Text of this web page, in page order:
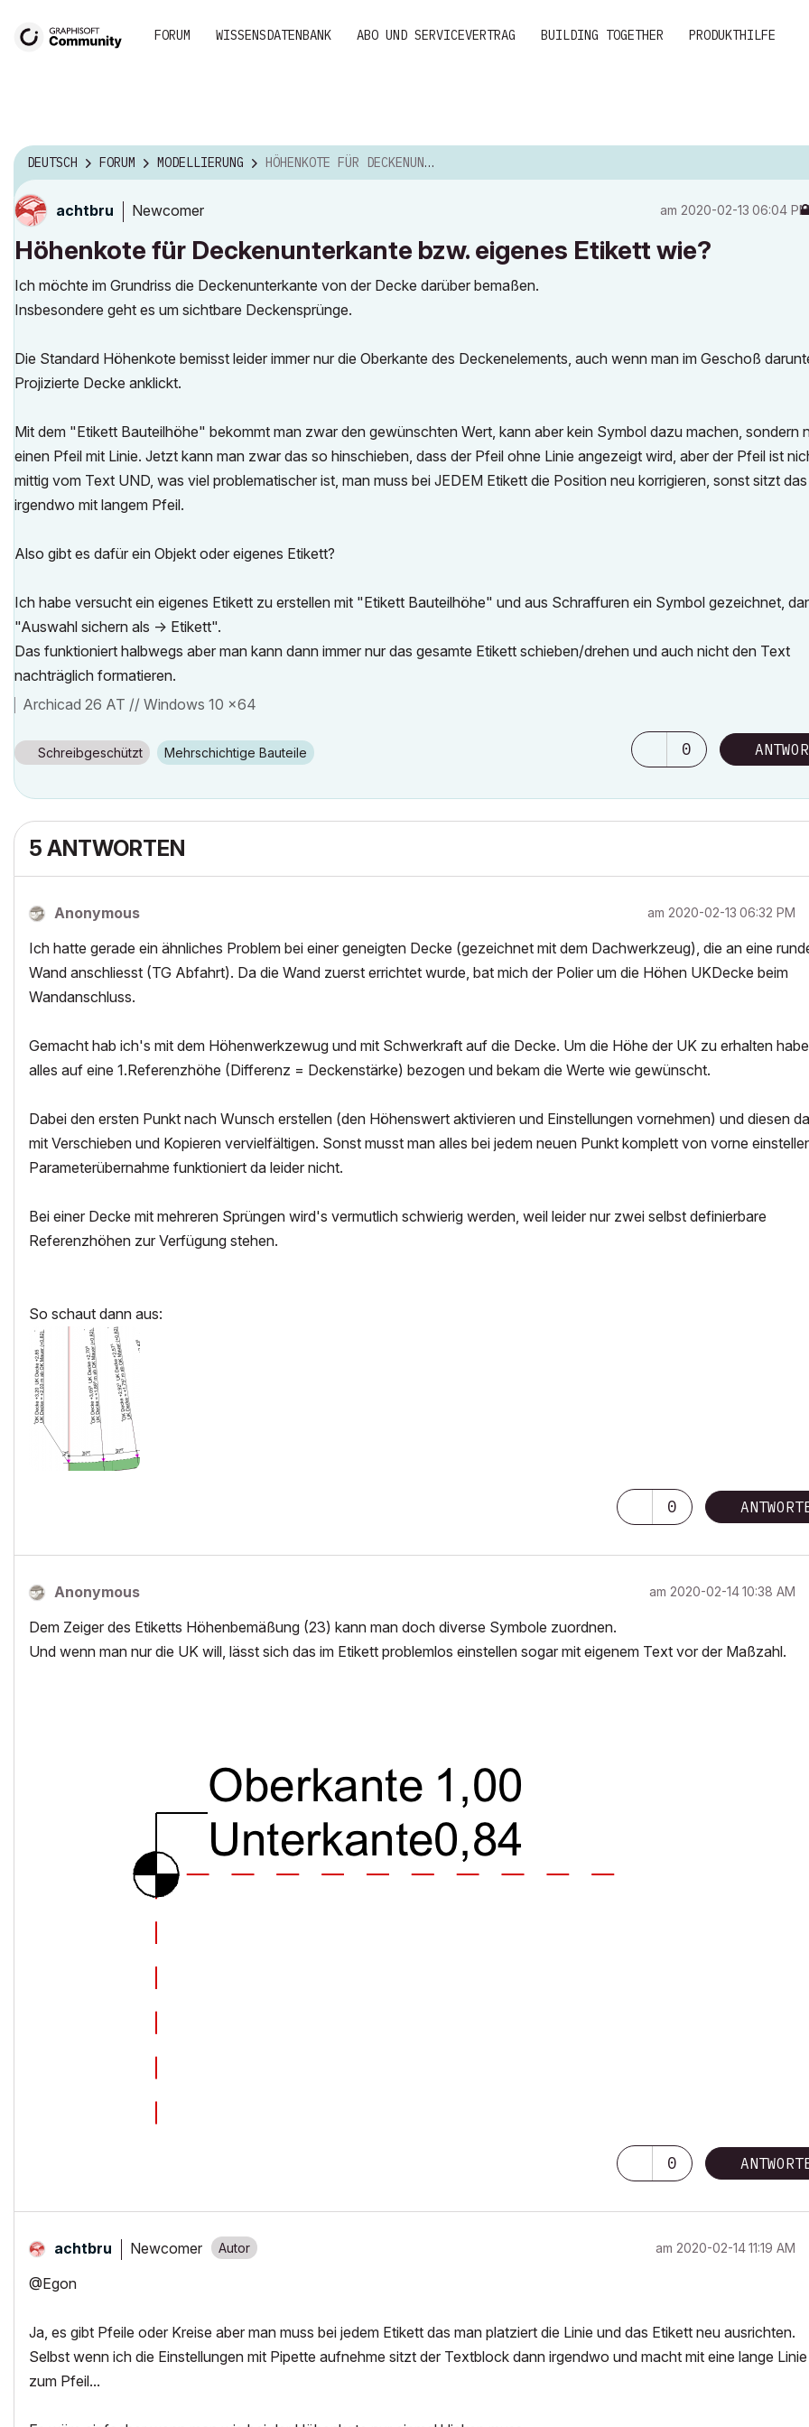
FORUM WISSENSDATENBANK ABO UND SERVICEVERTRAG BUILDING TOGETHER PRODUKTHILFE
DEUTSCH FORUM MODELLIERUNG HÖHENKOTE FÜR DECKENUNTERKANTE BZW. EIGENES ETIKET...
achtbru Newcomer am ‎2020-02-13 06:04 PM
Höhenkote für Deckenunterkante bzw. eigenes Etikett wie?
Ich möchte im Grundriss die Deckenunterkante von der Decke darüber bemaßen.
Insbesondere geht es um sichtbare Deckensprünge.
Die Standard Höhenkote bemisst leider immer nur die Oberkante des Deckenelements, auch wenn man im Geschoß
Projizierte Decke anklickt.
Mit dem "Etikett Bauteilhöhe" bekommt man zwar den gewünschten Wert, kann aber kein Symbol dazu machen, sondern
einen Pfeil mit Linie. Jetzt kann man zwar das so hinschieben, dass der Pfeil ohne Linie angezeigt wird, aber der Pfeil ist
mittig vom Text UND, was viel problematischer ist, man muss bei JEDEM Etikett die Position neu korrigieren, sonst sitzt
irgendwo mit langem Pfeil.
Also gibt es dafür ein Objekt oder eigenes Etikett?
Ich habe versucht ein eigenes Etikett zu erstellen mit "Etikett Bauteilhöhe" und aus Schraffuren ein Symbol gezeichnet,
"Auswahl sichern als -> Etikett".
Das funktioniert halbwegs aber man kann dann immer nur das gesamte Etikett schieben/drehen und auch nicht den Text
nachträglich formatieren.
Archicad 26 AT // Windows 10 x64
Schreibgeschützt Mehrschichtige Bauteile 0
5 ANTWORTEN
Anonymous am ‎2020-02-13 06:32 PM
Ich hatte gerade ein ähnliches Problem bei einer geneigten Decke (gezeichnet mit dem Dachwerkzeug), die an eine
Wand anschliesst (TG Abfahrt). Da die Wand zuerst errichtet wurde, bat mich der Polier um die Höhen UKDecke beim
Wandanschluss.
Gemacht hab ich's mit dem Höhenwerkzewug und mit Schwerkraft auf die Decke. Um die Höhe der UK zu erhalten
alles auf eine 1.Referenzhöhe (Differenz = Deckenstärke) bezogen und bekam die Werte wie gewünscht.
Dabei den ersten Punkt nach Wunsch erstellen (den Höhenswert aktivieren und Einstellungen vornehmen) und diesen
mit Verschieben und Kopieren vervielfältigen. Sonst musst man alles bei jedem neuen Punkt komplett von vorne
Parameterübernahme funktioniert da leider nicht.
Bei einer Decke mit mehreren Sprüngen wird's vermutlich schwierig werden, weil leider nur zwei selbst definierbare
Referenzhöhen zur Verfügung stehen.
So schaut dann aus:
0
Anonymous am ‎2020-02-1410:38 AM
Dem Zeiger des Etiketts Höhenbemäßung (23) kann man doch diverse Symbole zuordnen.
Und wenn man nur die UK will, lässt sich das im Etikett problemlos einstellen sogar mit eigenem Text vor der Maßzahl.
0
achtbru Newcomer am ‎2020-02-1411:19 AM
@Egon
Ja, es gibt Pfeile oder Kreise aber man muss bei jedem Etikett das man platziert die Linie und das Etikett neu ausrichten.
Selbst wenn ich die Einstellungen mit Pipette aufnehme sitzt der Textblock dann irgendwo und macht mit eine lange Linie
zum Pfeil...